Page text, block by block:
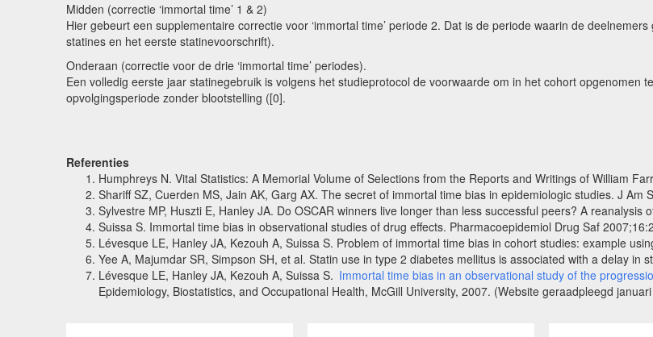
Midden (correctie ‘immortal time’ 1 & 2)
Hier gebeurt een supplementaire correctie voor ‘immortal time’ periode 2. Dat is de periode waarin de
statines en het eerste statinevoorschrift).
Onderaan (correctie voor de drie ‘immortal time’ periodes).
Een volledig eerste jaar statinegebruik is volgens het studieprotocol de voorwaarde om in het cohort opgenomen
opvolgingsperiode zonder blootstelling ([0].
Referenties
Humphreys N. Vital Statistics: A Memorial Volume of Selections from the Reports and Writings of William
Shariff SZ, Cuerden MS, Jain AK, Garg AX. The secret of immortal time bias in epidemiologic studies. J Am
Sylvestre MP, Huszti E, Hanley JA. Do OSCAR winners live longer than less successful peers? A reanalysis
Suissa S. Immortal time bias in observational studies of drug effects. Pharmacoepidemiol Drug Saf
Lévesque LE, Hanley JA, Kezouh A, Suissa S. Problem of immortal time bias in cohort studies: example
Yee A, Majumdar SR, Simpson SH, et al. Statin use in type 2 diabetes mellitus is associated with a delay in
Lévesque LE, Hanley JA, Kezouh A, Suissa S. Immortal time bias in an observational study of the
Epidemiology, Biostatistics, and Occupational Health, McGill University, 2007. (Website geraadpleegd